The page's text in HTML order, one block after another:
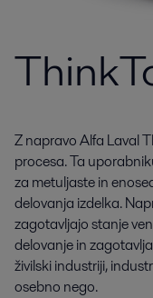
Z napravo Alfa Laval
procesa. Ta
za metuljaste in
delovanja izdelka.
zagotavljajo stanje
delovanje in
živilski industriji,
osebno nego.